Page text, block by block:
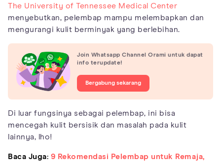
The University of Tennessee Medical Center
menyebutkan, pelembap mampu melembapkan dan
mengurangi kulit berminyak yang berlebihan.
Join Whatsapp Channel Orami untuk dapat
info terupdate!
Bergabung sekarang
Di luar fungsinya sebagai pelembap, ini bisa
mencegah kulit bersisik dan masalah pada kulit
lainnya, lho!
Baca Juga: 9 Rekomendasi Pelembap untuk Remaja,